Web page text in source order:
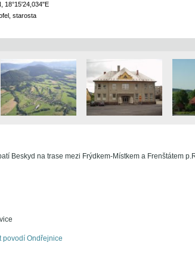
18°15'24,034"E
starosta
Beskyd na trase mezi Frýdkem-Místkem a Frenštátem
povodí Ondřejnice